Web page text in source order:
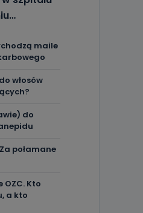
maile
włosów
do
połamane
Kto
a kto